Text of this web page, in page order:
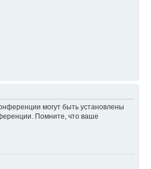
могут быть установлены
Помните, что ваше